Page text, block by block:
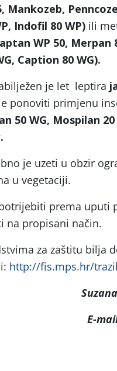
Mankozeb,
Indofil 80 WP) ili
WP 50, Merpan
Caption 80 WG).
je let leptira
ponoviti primjenu
50 WG, Mospilan
je uzeti u obzir
u vegetaciji.
prema uputi
na propisani način.
za zaštitu bilja
http://fis.mps.hr/
E-